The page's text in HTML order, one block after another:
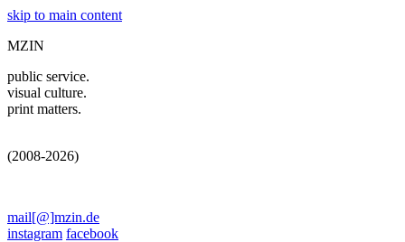
skip to main content
MZIN
public service.
visual culture.
print matters.
(2008-2026)
mail[@]mzin.de
instagram facebook